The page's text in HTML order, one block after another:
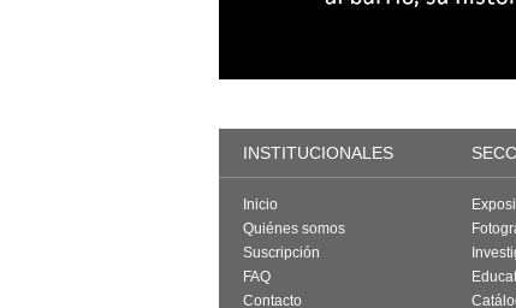
INSTITUCIONALES
Inicio
Quiénes somos
Suscripción
FAQ
Contacto